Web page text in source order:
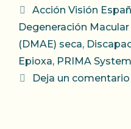
Etiquetas
Acción Visión
Degeneración
(DMAE) seca,
Epioxa, PRIMA System
Deja un comentario